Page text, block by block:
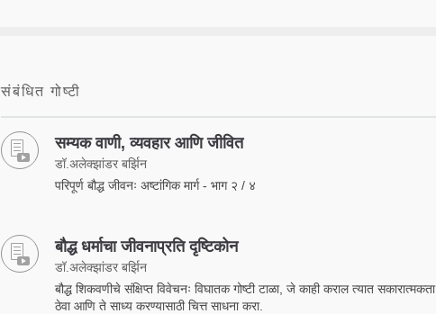
संबंधित गोष्टी
सम्यक वाणी, व्यवहार आणि जीवित
डॉ.अलेक्झांडर बर्झिन
परिपूर्ण बौद्ध जीवनः अष्टांगिक मार्ग - भाग २ / ४
बौद्ध धर्माचा जीवनाप्रति दृष्टिकोन
डॉ.अलेक्झांडर बर्झिन
बौद्ध शिकवणीचे संक्षिप्त विवेचनः विघातक गोष्टी टाळा, जे काही कराल त्यात सकारात्मकता
ठेवा आणि ते साध्य करण्यासाठी चित्त साधना करा.